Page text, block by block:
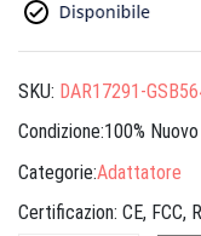
SKU: DAR17291-
Condizione:100% Nuovo
Categorie:Adattatore
Certificazion: CE, FCC,